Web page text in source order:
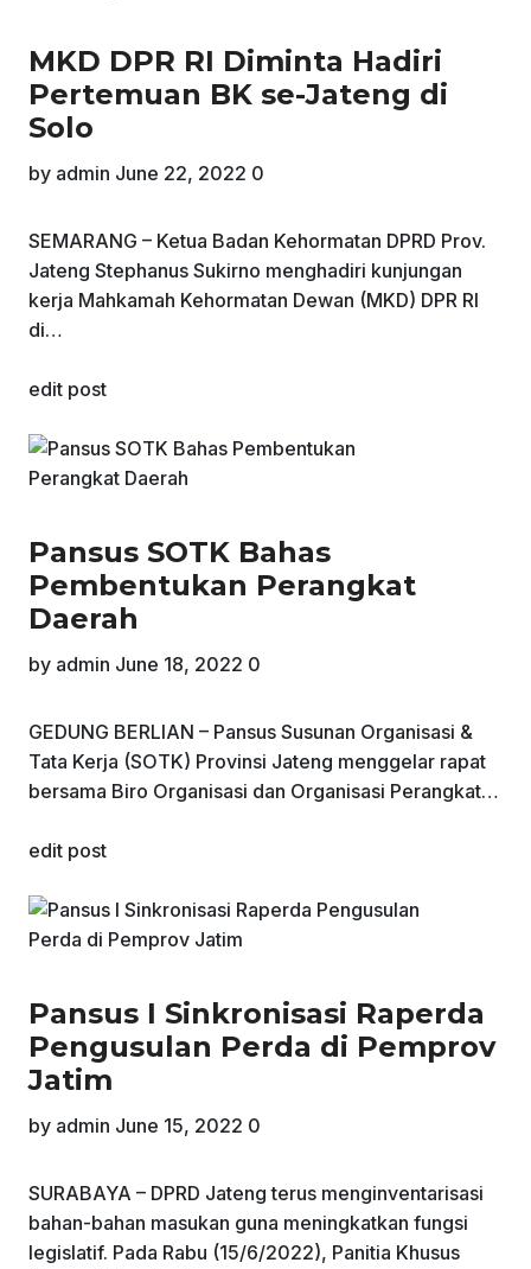
MKD DPR RI Diminta Hadiri
Pertemuan BK se-Jateng di
Solo
by admin June 22, 2022 0
SEMARANG – Ketua Badan Kehormatan DPRD Prov.
Jateng Stephanus Sukirno menghadiri kunjungan
kerja Mahkamah Kehormatan Dewan (MKD) DPR RI
di…
edit post
Pansus SOTK Bahas
Pembentukan Perangkat
Daerah
by admin June 18, 2022 0
GEDUNG BERLIAN – Pansus Susunan Organisasi &
Tata Kerja (SOTK) Provinsi Jateng menggelar rapat
bersama Biro Organisasi dan Organisasi Perangkat…
edit post
Pansus I Sinkronisasi Raperda
Pengusulan Perda di Pemprov
Jatim
by admin June 15, 2022 0
SURABAYA – DPRD Jateng terus menginventarisasi
bahan-bahan masukan guna meningkatkan fungsi
legislatif. Pada Rabu (15/6/2022), Panitia Khusus